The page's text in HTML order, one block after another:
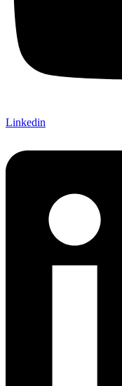
Linkedin